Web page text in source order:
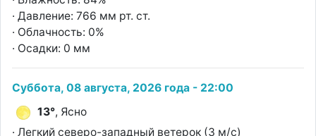
· Давление: 766 мм рт. ст.
· Облачность: 0%
· Осадки: 0 мм
Суббота, 08 августа, 2026 года - 22:00
13°, Ясно
· Легкий северо-западный ветерок (3 м/с)